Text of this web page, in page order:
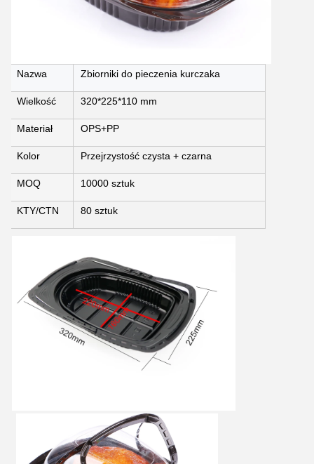
Nazwa Zbiorniki do pieczenia kurczaka
Wielkość 320*225*110 mm
Materiał OPS+PP
Kolor Przejrzystość czysta + czarna
MOQ 10000 sztuk
KTY/CTN 80 sztuk